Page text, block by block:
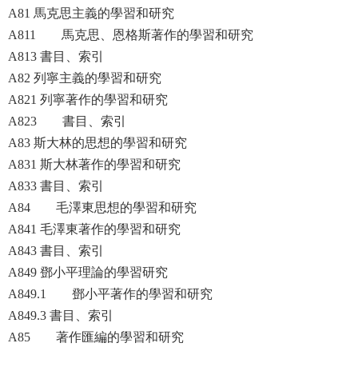
A81 馬克思主義的學習和研究
A811 馬克思、恩格斯著作的學習和研究
A813 書目、索引
A82 列寧主義的學習和研究
A821 列寧著作的學習和研究
A823 書目、索引
A83 斯大林的思想的學習和研究
A831 斯大林著作的學習和研究
A833 書目、索引
A84 毛澤東思想的學習和研究
A841 毛澤東著作的學習和研究
A843 書目、索引
A849 鄧小平理論的學習研究
A849.1 鄧小平著作的學習和研究
A849.3 書目、索引
A85 著作匯編的學習和研究